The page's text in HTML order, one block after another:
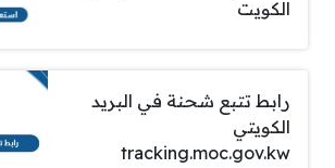
الكويت
رابط تتبع شحنة في البريد
الكويتي
tracking.moc.gov.kw